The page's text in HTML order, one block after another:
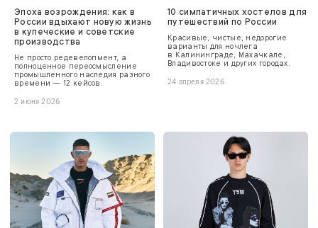
Эпоха возрождения: как в
России вдыхают новую жизнь
в купеческие и советские
производства
Не просто редевелопмент, а
полноценное переосмысление
промышленного наследия разного
времени — 12 кейсов.
2 июня 2026
10 симпатичных хостелов для
путешествий по России
Красивые, чистые, недорогие
варианты для ночлега
в Калининграде, Махачкале,
Владивостоке и других городах.
24 апреля 2026